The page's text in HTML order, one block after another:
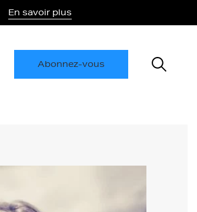
En savoir plus
Abonnez-vous